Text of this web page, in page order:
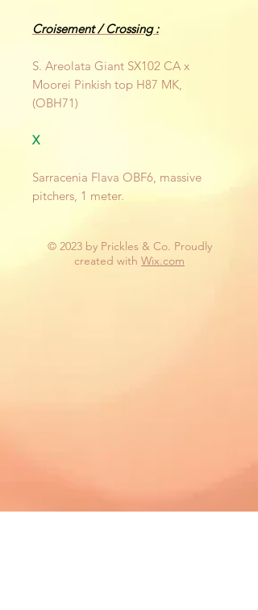
Croisement / Crossing :
S. Areolata Giant SX102 CA x
Moorei Pinkish top H87 MK,
(OBH71)
X
Sarracenia Flava OBF6, massive
pitchers, 1 meter.
© 2023 by Prickles & Co. Proudly
created with Wix.com